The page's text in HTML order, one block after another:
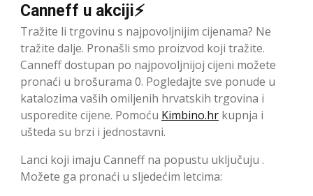
Canneff u akciji⚡
Tražite li trgovinu s najpovoljnijim cijenama? Ne
tražite dalje. Pronašli smo proizvod koji tražite.
Canneff dostupan po najpovoljnijoj cijeni možete
pronaći u brošurama 0. Pogledajte sve ponude u
katalozima vaših omiljenih hrvatskih trgovina i
usporedite cijene. Pomoću Kimbino.hr kupnja i
ušteda su brzi i jednostavni.
Lanci koji imaju Canneff na popustu uključuju .
Možete ga pronaći u sljedećim letcima: